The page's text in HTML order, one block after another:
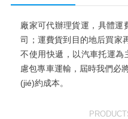
廠家可代辦理貨運，具
司；運費貨到目的地后買家
不使用快遞，以汽車托運
慮包專車運輸，屆時我們必
(jié)約成本。